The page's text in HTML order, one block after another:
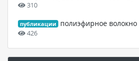
310
публикации полиэфирное волокно
426